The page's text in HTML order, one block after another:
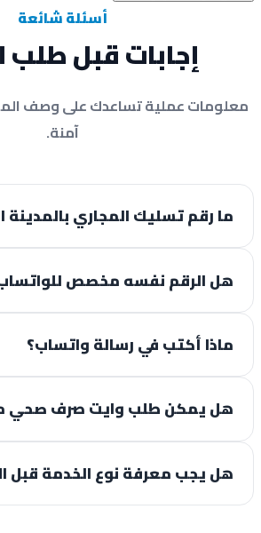
أسئلة شائعة
إجابات قبل طلب
عملية تساعدك على وصف
آمنة.
ما رقم تسليك المجاري بالمدينة
هل الرقم نفسه مخصص للواتساب؟
ماذا أكتب في رسالة واتساب؟
هل يمكن طلب وايت صرف صحي من
هل يجب معرفة نوع الخدمة قبل